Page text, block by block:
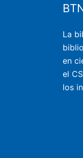
La
en
el
los